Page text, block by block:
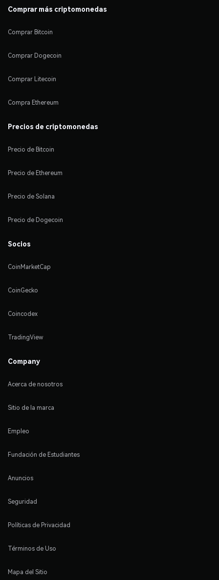
Comprar más criptomonedas
Comprar Bitcoin
Comprar Dogecoin
Comprar Litecoin
Compra Ethereum
Precios de criptomonedas
Precio de Bitcoin
Precio de Ethereum
Precio de Solana
Precio de Dogecoin
Socios
CoinMarketCap
CoinGecko
Coincodex
TradingView
Company
Acerca de nosotros
Sitio de la marca
Empleo
Fundación de Estudiantes
Anuncios
Seguridad
Políticas de Privacidad
Términos de Uso
Mapa del Sitio